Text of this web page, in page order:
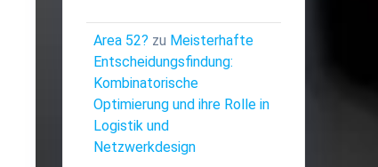
Area 52? zu Meisterhafte
Entscheidungsfindung:
Kombinatorische
Optimierung und ihre Rolle in
Logistik und
Netzwerkdesign